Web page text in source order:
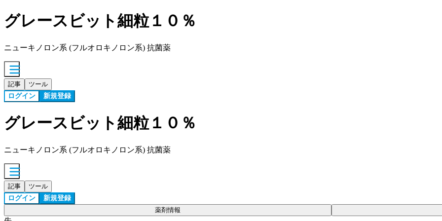
グレースビット細粒１０％
ニューキノロン系 (フルオロキノロン系) 抗菌薬
記事 ツール
ログイン 新規登録
グレースビット細粒１０％
ニューキノロン系 (フルオロキノロン系) 抗菌薬
記事 ツール
ログイン 新規登録
薬剤情報